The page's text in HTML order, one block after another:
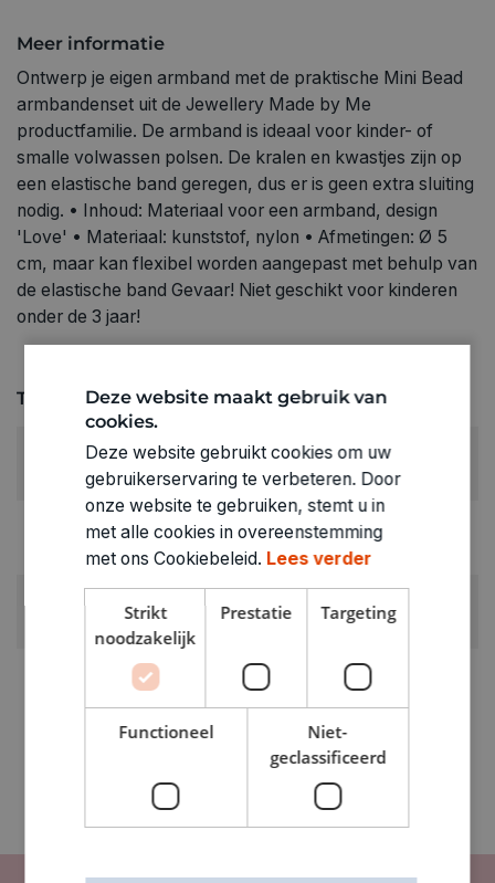
Meer informatie
Ontwerp je eigen armband met de praktische Mini Bead
armbandenset uit de Jewellery Made by Me
productfamilie. De armband is ideaal voor kinder- of
smalle volwassen polsen. De kralen en kwastjes zijn op
een elastische band geregen, dus er is geen extra sluiting
nodig. • Inhoud: Materiaal voor een armband, design
'Love' • Materiaal: kunststof, nylon • Afmetingen: Ø 5
cm, maar kan flexibel worden aangepast met behulp van
de elastische band Gevaar! Niet geschikt voor kinderen
onder de 3 jaar!
Technische specificaties
RUBRIEK:
Algemene benodigdheden
0.008kg
Deze website maakt gebruik van
cookies.
Deze website gebruikt cookies om uw
gebruikerservaring te verbeteren. Door
onze website te gebruiken, stemt u in
met alle cookies in overeenstemming
met ons Cookiebeleid. Lees verder
Strikt
noodzakelijk
Prestatie Targeting
Functioneel
Niet-
geclassificeerd